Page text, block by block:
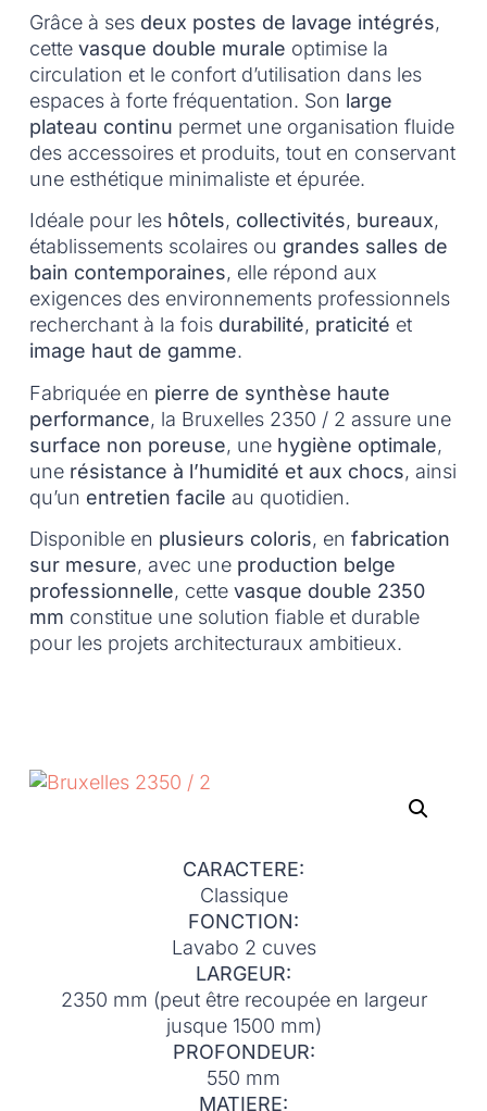
Grâce à ses deux postes de lavage intégrés,
cette vasque double murale optimise la
circulation et le confort d’utilisation dans les
espaces à forte fréquentation. Son large
plateau continu permet une organisation fluide
des accessoires et produits, tout en conservant
une esthétique minimaliste et épurée.
Idéale pour les hôtels, collectivités, bureaux,
établissements scolaires ou grandes salles de
bain contemporaines, elle répond aux
exigences des environnements professionnels
recherchant à la fois durabilité, praticité et
image haut de gamme.
Fabriquée en pierre de synthèse haute
performance, la Bruxelles 2350 / 2 assure une
surface non poreuse, une hygiène optimale,
une résistance à l’humidité et aux chocs, ainsi
qu’un entretien facile au quotidien.
Disponible en plusieurs coloris, en fabrication
sur mesure, avec une production belge
professionnelle, cette vasque double 2350
mm constitue une solution fiable et durable
pour les projets architecturaux ambitieux.
CARACTERE:
Classique
FONCTION:
Lavabo 2 cuves
LARGEUR:
2350 mm (peut être recoupée en largeur
jusque 1500 mm)
PROFONDEUR:
550 mm
MATIERE: